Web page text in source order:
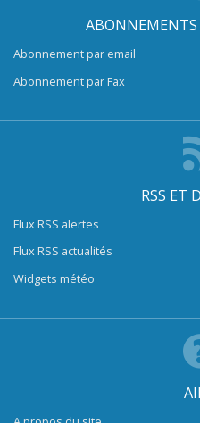
ABONNEMENTS
Abonnement par email
Abonnement par Fax
RSS ET
Flux RSS alertes
Flux RSS actualités
Widgets météo